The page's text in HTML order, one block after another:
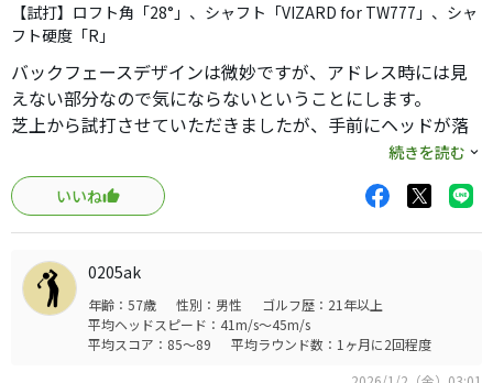
【試打】ロフト角「28°」、シャフト「VIZARD for TW777」、シャ
フト硬度「R」
バックフェースデザインは微妙ですが、アドレス時には見
えない部分なので気にならないということにします。
芝上から試打させていただきましたが、手前にヘッドが落
ちても刺さらずに普通に打てました。純正カーボンシャフ
トは多少頼りなさがありますが、ラウンド時を考えるとア
ンダースペック気味が丁度いいのかな。
続きを読む
いいね
0205ak
年齢：57歳 性別：男性
ゴルフ歴：21年以上
平均ヘッドスピード：41m/s～45m/s
平均スコア：85～89
平均ラウンド数：1ヶ月に2回程度